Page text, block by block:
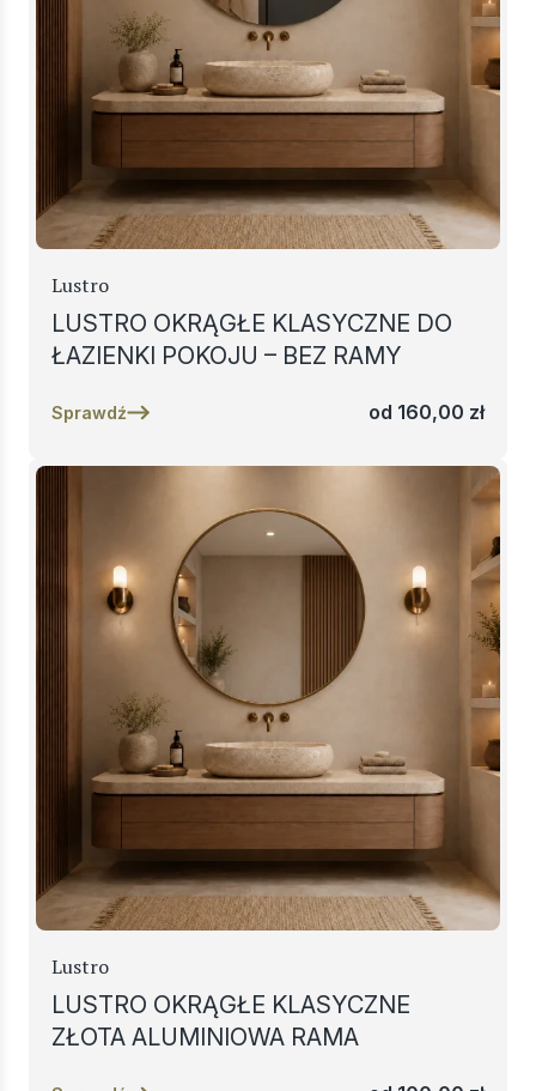
Lustro
LUSTRO OKRĄGŁE KLASYCZNE DO
ŁAZIENKI POKOJU – BEZ RAMY
Sprawdź od 160,00 zł
Lustro
LUSTRO OKRĄGŁE KLASYCZNE
ZŁOTA ALUMINIOWA RAMA